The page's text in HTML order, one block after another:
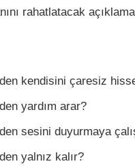
rahatlatacak
kendisini çaresiz
yardım arar?
sesini duyurmaya
yalnız kalır?